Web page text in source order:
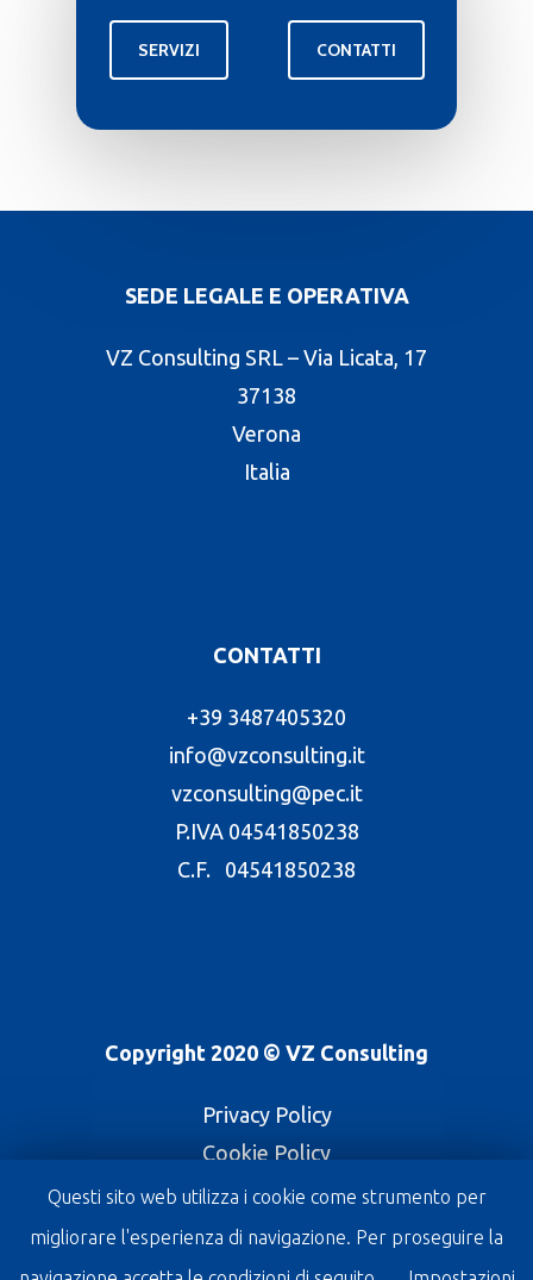
SERVIZI CONTATTI
SEDE LEGALE E OPERATIVA
VZ Consulting SRL – Via Licata, 17
37138
Verona
Italia
CONTATTI
+39 3487405320
info@vzconsulting.it
vzconsulting@pec.it
P.IVA 04541850238
C.F. 04541850238
Copyright 2020 © VZ Consulting
Privacy Policy
Cookie Policy
linkedin
Questi sito web utilizza i cookie come strumento per
migliorare l'esperienza di navigazione. Per proseguire la